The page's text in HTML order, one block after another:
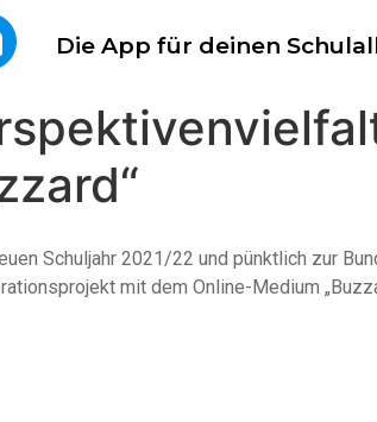
Die App für deinen
Schuljahr 2021/22 und pünktlich zur
mit dem Online-Medium